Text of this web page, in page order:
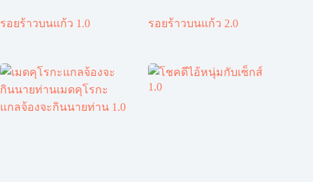
รอยร้าวบนแก้ว 1.0 รอยร้าวบนแก้ว 2.0